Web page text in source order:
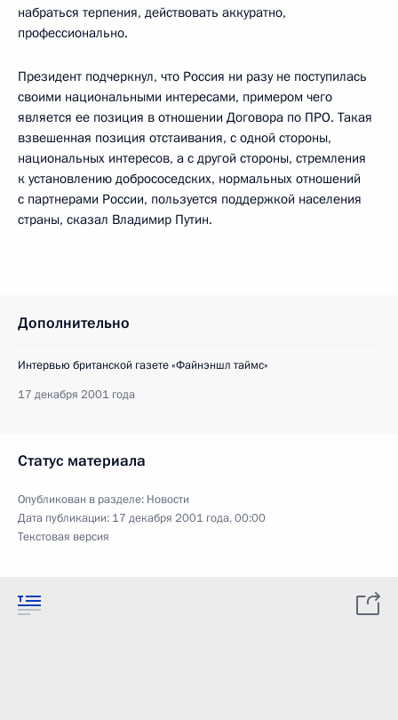
набраться терпения, действовать аккуратно,
профессионально.
Президент подчеркнул, что Россия ни разу не поступилась
своими национальными интересами, примером чего
является ее позиция в отношении Договора по ПРО. Такая
взвешенная позиция отстаивания, с одной стороны,
национальных интересов, а с другой стороны, стремления
к установлению добрососедских, нормальных отношений
с партнерами России, пользуется поддержкой населения
страны, сказал Владимир Путин.
Дополнительно
Интервью британской газете «Файнэншл таймс»
17 декабря 2001 года
Статус материала
Опубликован в разделе: Новости
Дата публикации: 17 декабря 2001 года, 00:00
Текстовая версия